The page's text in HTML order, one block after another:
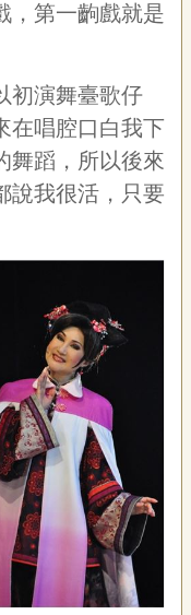
，第一齣戲就是
初演舞臺歌仔
在唱腔口白我下
舞蹈，所以後來
說我很活，只要